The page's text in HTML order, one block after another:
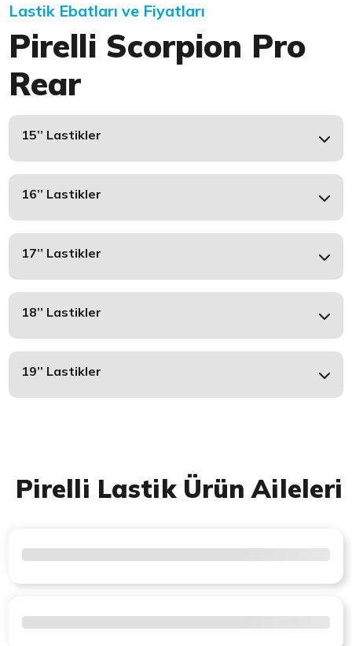
Lastik Ebatları ve Fiyatları
Pirelli Scorpion Pro
Rear
15’’ Lastikler
16’’ Lastikler
17’’ Lastikler
18’’ Lastikler
19’’ Lastikler
Pirelli Lastik Ürün Aileleri